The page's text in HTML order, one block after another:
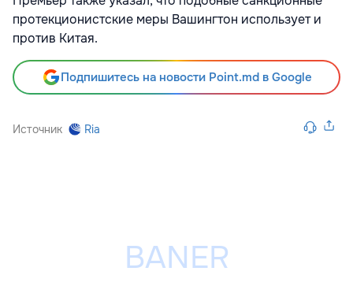
протекционистские меры Вашингтон использует и
против Китая.
Подпишитесь на новости Point.md в Google
Источник Ria